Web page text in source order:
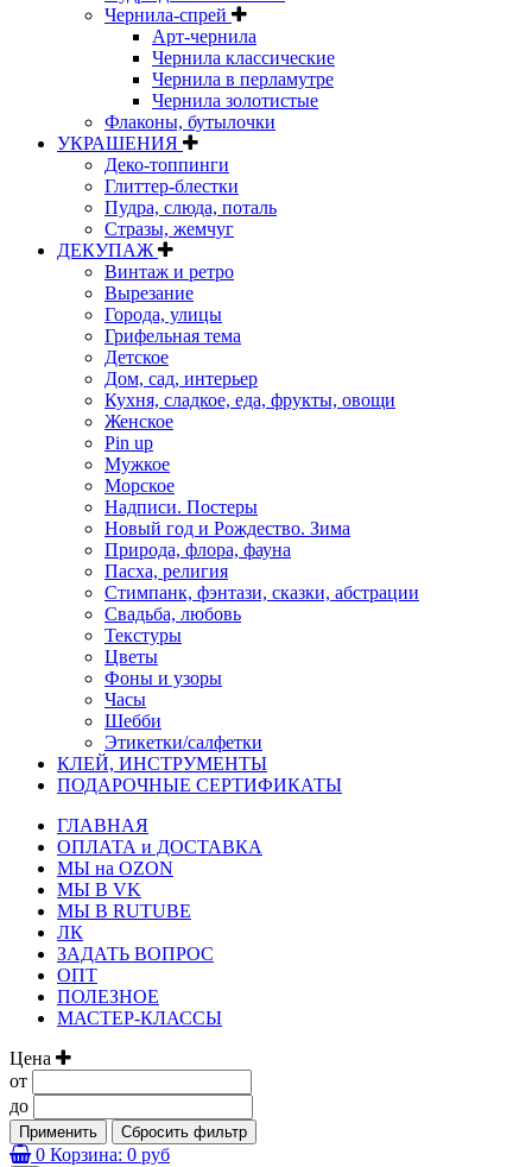
Чернила-спрей
Арт-чернила
Чернила классические
Чернила в перламутре
Чернила золотистые
Флаконы, бутылочки
УКРАШЕНИЯ
Деко-топпинги
Глиттер-блестки
Пудра, слюда, поталь
Стразы, жемчуг
ДЕКУПАЖ
Винтаж и ретро
Вырезание
Города, улицы
Грифельная тема
Детское
Дом, сад, интерьер
Кухня, сладкое, еда, фрукты, овощи
Женское
Pin up
Мужкое
Морское
Надписи. Постеры
Новый год и Рождество. Зима
Природа, флора, фауна
Пасха, религия
Стимпанк, фэнтази, сказки, абстрации
Свадьба, любовь
Текстуры
Цветы
Фоны и узоры
Часы
Шебби
Этикетки/салфетки
КЛЕЙ, ИНСТРУМЕНТЫ
ПОДАРОЧНЫЕ СЕРТИФИКАТЫ
ГЛАВНАЯ
ОПЛАТА и ДОСТАВКА
МЫ на OZON
МЫ В VK
МЫ В RUTUBE
ЛК
ЗАДАТЬ ВОПРОС
ОПТ
ПОЛЕЗНОЕ
МАСТЕР-КЛАССЫ
Цена
от
до
Применить Сбросить фильтр
0 Корзина: 0 руб